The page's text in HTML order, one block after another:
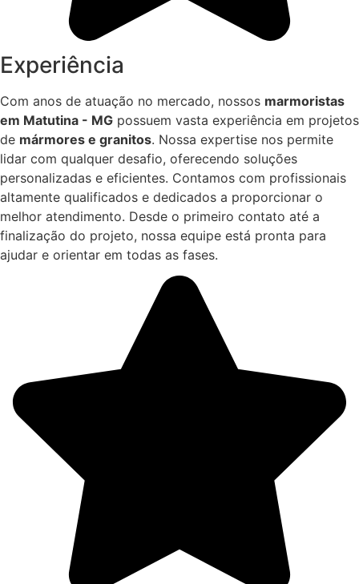
Experiência
Com anos de atuação no mercado, nossos marmoristas
em Matutina - MG possuem vasta experiência em projetos
de mármores e granitos. Nossa expertise nos permite
lidar com qualquer desafio, oferecendo soluções
personalizadas e eficientes. Contamos com profissionais
altamente qualificados e dedicados a proporcionar o
melhor atendimento. Desde o primeiro contato até a
finalização do projeto, nossa equipe está pronta para
ajudar e orientar em todas as fases.